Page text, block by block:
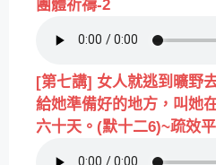
團體祈禱-2
[第七講] 女人就逃到曠野
給她準備好的地方，叫她
六十天。(默十二6)~疏效平